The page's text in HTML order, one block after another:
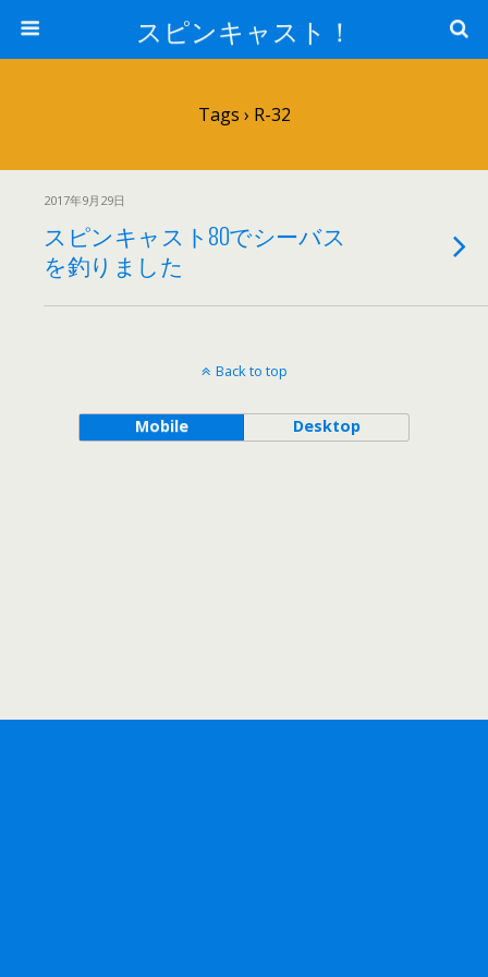
スピンキャスト！
Tags › R-32
2017年9月29日
スピンキャスト80でシーバス
を釣りました
Back to top
Mobile Desktop